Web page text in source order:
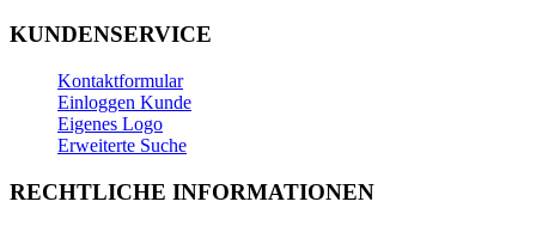
KUNDENSERVICE
Kontaktformular
Einloggen Kunde
Eigenes Logo
Erweiterte Suche
RECHTLICHE INFORMATIONEN